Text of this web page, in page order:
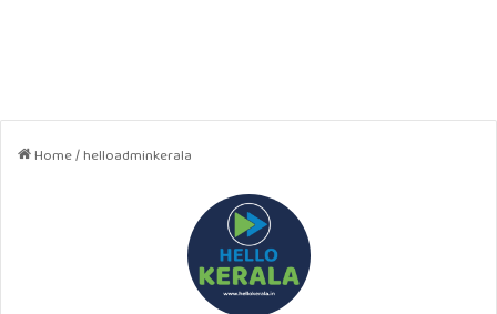
Home/helloadminkerala